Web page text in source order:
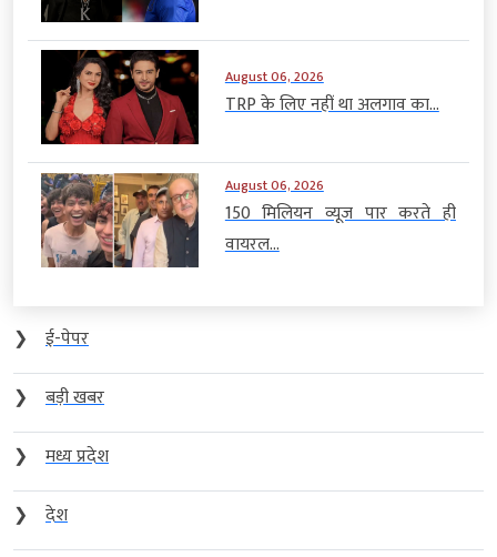
August 06, 2026
TRP के लिए नहीं था अलगाव का...
August 06, 2026
150 मिलियन व्यूज पार करते ही
वायरल...
❯
ई-पेपर
❯
बड़ी खबर
❯
मध्य प्रदेश
❯
देश